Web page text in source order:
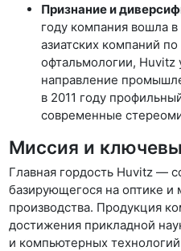
Признание и
году компания вошла
азиатских компаний
офтальмологии, Huvitz
направление
в 2011 году
современные
Миссия и
Главная гордость Huvitz —
базирующегося на оптике и
производства. Продукция
достижения прикладной
и компьютерных